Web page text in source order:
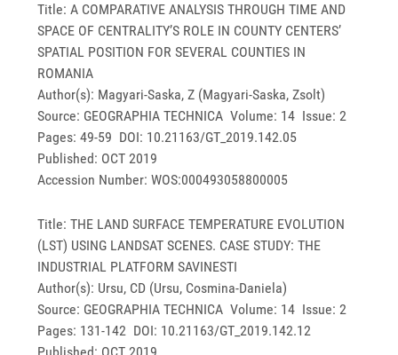
Title: A COMPARATIVE ANALYSIS THROUGH TIME AND
SPACE OF CENTRALITY’S ROLE IN COUNTY CENTERS’
SPATIAL POSITION FOR SEVERAL COUNTIES IN
ROMANIA
Author(s): Magyari-Saska, Z (Magyari-Saska, Zsolt)
Source: GEOGRAPHIA TECHNICA Volume: 14 Issue: 2
Pages: 49-59 DOI: 10.21163/GT_2019.142.05
Published: OCT 2019
Accession Number: WOS:000493058800005
Title: THE LAND SURFACE TEMPERATURE EVOLUTION
(LST) USING LANDSAT SCENES. CASE STUDY: THE
INDUSTRIAL PLATFORM SAVINESTI
Author(s): Ursu, CD (Ursu, Cosmina-Daniela)
Source: GEOGRAPHIA TECHNICA Volume: 14 Issue: 2
Pages: 131-142 DOI: 10.21163/GT_2019.142.12